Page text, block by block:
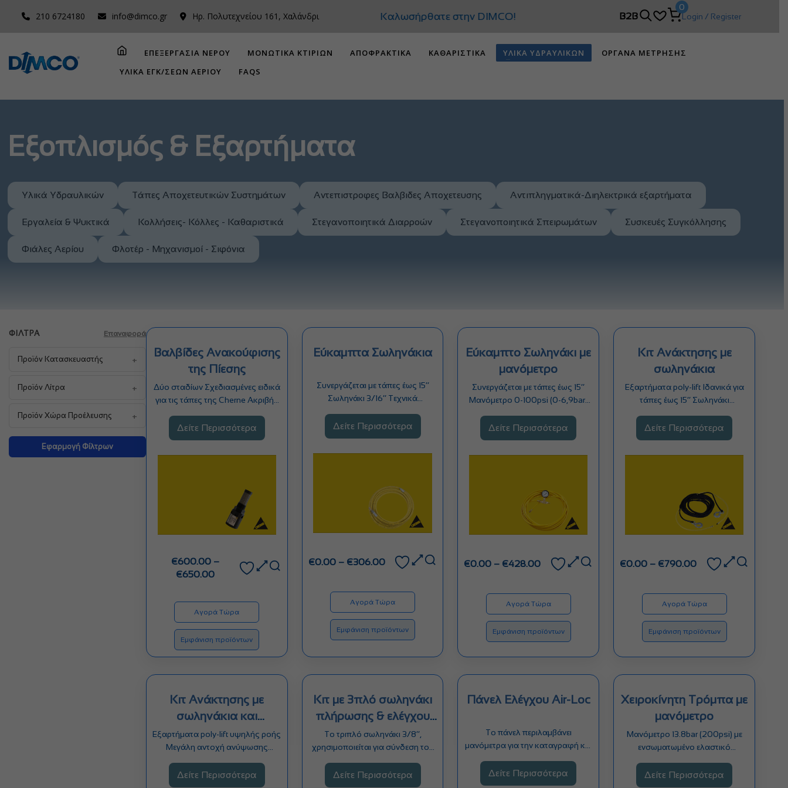
210 6724180 info@dimco.gr Ηρ. Πολυτεχνείου 161, Χαλάνδρι Καλωσήρθατε στην DIMCO! B2B
0
Login / Register
ΕΠΕΞΕΡΓΑΣΙΑ ΝΕΡΟΥ ΜΟΝΩΤΙΚΑ ΚΤΙΡΙΩΝ ΑΠΟΦΡΑΚΤΙΚΑ ΚΑΘΑΡΙΣΤΙΚΑ ΥΛΙΚΑ ΥΔΡΑΥΛΙΚΩΝ
ΟΡΓΑΝΑ ΜΕΤΡΗΣΗΣ
ΥΛΙΚΑ ΕΓΚ/ΣΕΩΝ ΑΕΡΙΟΥ
FAQS
Εξοπλισμός & Εξαρτήματα
Υλικά Υδραυλικών Τάπες Αποχετευτικών Συστημάτων Αντεπιστροφες Βαλβιδες Αποχετευσης Αντιπληγματικά-Διηλεκτρικά εξαρτήματα
Εργαλεία & Ψυκτικά Κολλήσεις- Κόλλες - Καθαριστικά Στεγανοποιητικά Διαρροών Στεγανοποιητικά Σπειρωμάτων Συσκευές Συγκόλλησης
Φιάλες Αερίου Φλοτέρ - Μηχανισμοί - Σιφόνια
ΦΊΛΤΡΑ Επαναφορά
Προϊόν Κατασκευαστής +
Προϊόν Λίτρα +
Προϊόν Χώρα Προέλευσης +
Εφαρμογή Φίλτρων
Βαλβίδες Ανακούφισης
της Πίεσης
Δύο σταδίων Σχεδιασμένες ειδικά
για τις τάπες της Cherne Ακριβής
Δείτε Περισσότερα
€600.00 –
€650.00Price
€600.00
through
€650.00
Αγορά Τώρα
Εμφάνιση προϊόντων
Εύκαμπτα Σωληνάκια
Συνεργάζεται με τάπες έως 15’’
Σωληνάκι 3/16’’ Τεχνικά
Γενικός…
Δείτε Περισσότερα
€0.00 – €306.00Price
through
€306.00
Αγορά Τώρα
Εμφάνιση προϊόντων
Εύκαμπτο Σωληνάκι με
μανόμετρο
Συνεργάζεται με τάπες έως 15’’
Μανόμετρο 0-100psi (0-6,9bar)
Φυλλάδιο:…
Δείτε Περισσότερα
€0.00 – €428.00Price
through
€428.00
Αγορά Τώρα
Εμφάνιση προϊόντων
Κιτ Ανάκτησης με
σωληνάκια
Εξαρτήματα poly-lift Ιδανικά για
τάπες έως 15’’ Σωληνάκι
Δείτε Περισσότερα
€0.00 – €790.00Price
through
€790.00
Αγορά Τώρα
Εμφάνιση προϊόντων
Κιτ Ανάκτησης με
σωληνάκια και
μανόμετρο
Εξαρτήματα poly-lift υψηλής ροής
Μεγάλη αντοχή ανύψωσης
αποτρέπει την ζημιά…
Δείτε Περισσότερα
Κιτ με 3πλό σωληνάκι
πλήρωσης & ελέγχου
Ai...
Το τριπλό σωληνάκι 3/8’’,
χρησιμοποιείται για σύνδεση του
Δείτε Περισσότερα
Πάνελ Ελέγχου Air-Loc
Το πάνελ περιλαμβάνει
μανόμετρα για την καταγραφή και
Δείτε Περισσότερα
Χειροκίνητη Τρόμπα με
μανόμετρο
Μανόμετρο 13.8bar (200psi) με
ενσωματωμένο ελαστικό
κλασσική βαλβίδα πλήρωσης…
Δείτε Περισσότερα